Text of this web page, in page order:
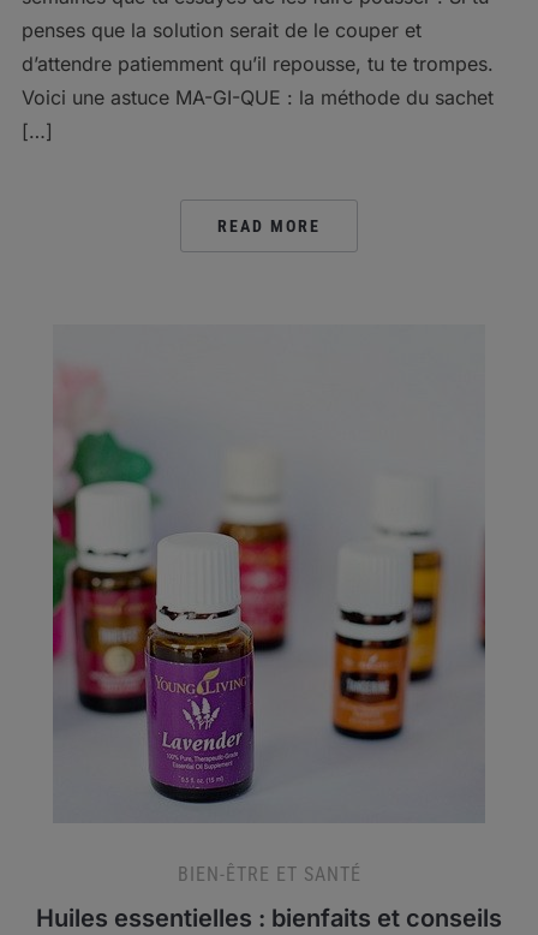
penses que la solution serait de le couper et
d’attendre patiemment qu’il repousse, tu te trompes.
Voici une astuce MA-GI-QUE : la méthode du sachet
[…]
READ MORE
BIEN-ÊTRE ET SANTÉ
Huiles essentielles : bienfaits et conseils